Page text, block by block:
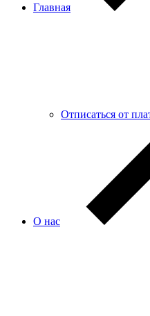
Главная
Отписаться от
О нас